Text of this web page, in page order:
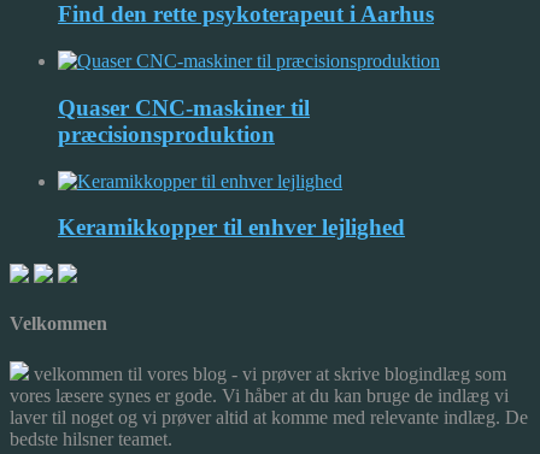
Find den rette psykoterapeut i Aarhus
Quaser CNC-maskiner til
præcisionsproduktion
Keramikkopper til enhver lejlighed
Velkommen
velkommen til vores blog - vi prøver at skrive blogindlæg som
vores læsere synes er gode. Vi håber at du kan bruge de indlæg vi
laver til noget og vi prøver altid at komme med relevante indlæg. De
bedste hilsner teamet.